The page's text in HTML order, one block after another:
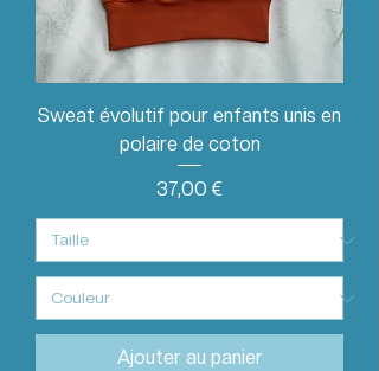
Sweat évolutif pour enfants unis en
polaire de coton
Prix
37,00 €
Ajouter au panier